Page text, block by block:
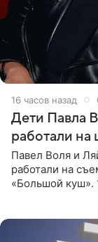
16 часов назад
Дети Павла
работали
Павел Воля и
работали на
«Большой куш».